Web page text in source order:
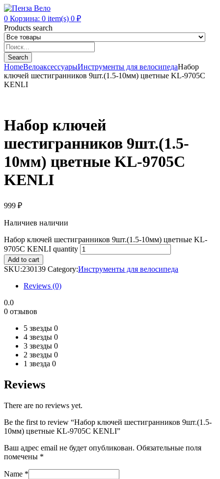
0 Корзина: 0 item(s) 0 ₽
Products search
Search
HomeВелоаксессуарыИнструменты для велосипедаНабор
ключей шестигранников 9шт.(1.5-10мм) цветные KL-9705C
KENLI
Набор ключей
шестигранников 9шт.(1.5-
10мм) цветные KL-9705C
KENLI
999 ₽
Наличиев наличии
Набор ключей шестигранников 9шт.(1.5-10мм) цветные KL-
9705C KENLI quantity
Add to cart
SKU:230139 Category:Инструменты для велосипеда
Reviews (0)
0.0
0 отзывов
5 звезды 0
4 звезды 0
3 звезды 0
2 звезды 0
1 звезда 0
Reviews
There are no reviews yet.
Be the first to review “Набор ключей шестигранников 9шт.(1.5-
10мм) цветные KL-9705C KENLI”
Ваш адрес email не будет опубликован. Обязательные поля
помечены *
Name *